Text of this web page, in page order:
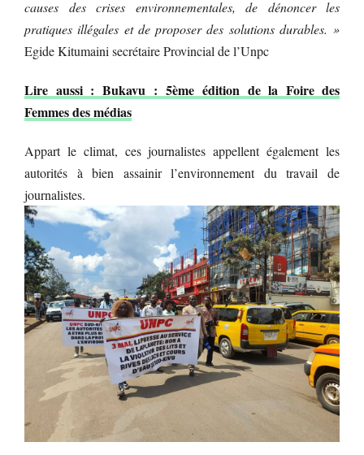
causes des crises environnementales, de dénoncer les
pratiques illégales et de proposer des solutions durables. »
Egide Kitumaini secrétaire Provincial de l’Unpc
Lire aussi : Bukavu : 5ème édition de la Foire des
Femmes des médias
Appart le climat, ces journalistes appellent également les
autorités à bien assainir l’environnement du travail de
journalistes.